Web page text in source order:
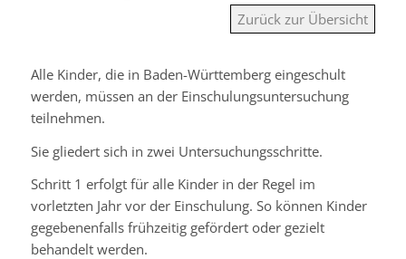
Zurück zur Übersicht
Alle Kinder, die in Baden-Württemberg eingeschult
werden, müssen an der Einschulungsuntersuchung
teilnehmen.
Sie gliedert sich in zwei Untersuchungsschritte.
Schritt 1 erfolgt für alle Kinder in der Regel im
vorletzten Jahr vor der Einschulung. So können Kinder
gegebenenfalls frühzeitig gefördert oder gezielt
behandelt werden.